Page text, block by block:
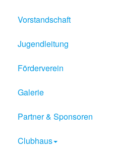
Vorstandschaft
Jugendleitung
Förderverein
Galerie
Partner & Sponsoren
Clubhaus